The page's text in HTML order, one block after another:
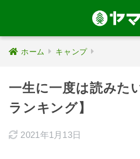
ホーム キャンプ
一生に一度は読みた
ランキング】
2021年1月13日